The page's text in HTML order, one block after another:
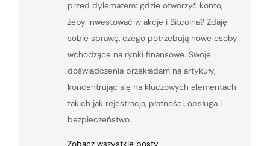
przed dylematem: gdzie otworzyć konto,
żeby inwestować w akcje i Bitcoina? Zdaję
sobie sprawę, czego potrzebują nowe osoby
wchodzące na rynki finansowe. Swoje
doświadczenia przekładam na artykuły,
koncentrując się na kluczowych elementach
takich jak rejestracja, płatności, obsługa i
bezpieczeństwo.